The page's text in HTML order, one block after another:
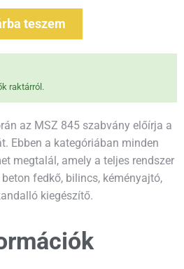
teszem
raktárról.
az MSZ 845 szabvány előírja a
Ebben a kategóriában minden
megtalál, amely a teljes rendszer
fedkő, bilincs, kéményajtó,
kiegészítő.